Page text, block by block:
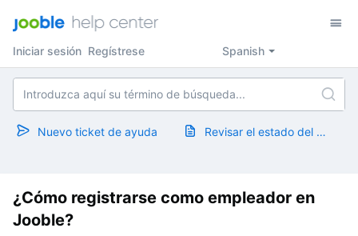
Spanish
Iniciar sesión Regístrese
Nuevo ticket de ayuda Revisar el estado del ticket
¿Cómo registrarse como empleador en
Jooble?